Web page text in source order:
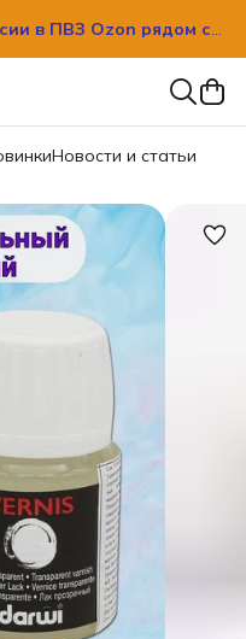
в ПВЗ Ozon рядом с
в ПВЗ Ozon рядом с
Новости и статьи